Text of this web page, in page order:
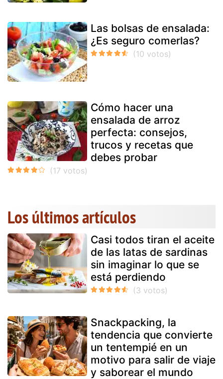
Las bolsas de ensalada:
¿Es seguro comerlas?
Cómo hacer una
ensalada de arroz
perfecta: consejos,
trucos y recetas que
debes probar
Los últimos artículos
Casi todos tiran el aceite
de las latas de sardinas
sin imaginar lo que se
está perdiendo
Snackpacking, la
tendencia que convierte
un tentempié en un
motivo para salir de viaje
y saborear el mundo